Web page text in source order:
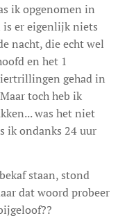
ik opgenomen in
is er eigenlijk niets
nacht, die echt wel
en het 1
gehad in
toch heb ik
was het niet
ik ondanks 24 uur
staan, stond
dat woord probeer